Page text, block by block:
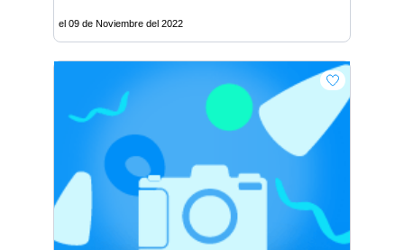
el 09 de Noviembre del 2022